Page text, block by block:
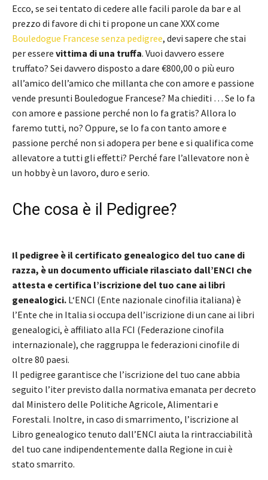
Ecco, se sei tentato di cedere alle facili parole da bar e al
prezzo di favore di chi ti propone un cane XXX come
Bouledogue Francese senza pedigree, devi sapere che stai
per essere vittima di una truffa. Vuoi davvero essere
truffato? Sei davvero disposto a dare €800,00 o più euro
all’amico dell’amico che millanta che con amore e passione
vende presunti Bouledogue Francese? Ma chiediti … Se lo fa
con amore e passione perché non lo fa gratis? Allora lo
faremo tutti, no? Oppure, se lo fa con tanto amore e
passione perché non si adopera per bene e si qualifica come
allevatore a tutti gli effetti? Perché fare l’allevatore non è
un hobby è un lavoro, duro e serio.
Che cosa è il Pedigree?
Il pedigree è il certificato genealogico del tuo cane di
razza, è un documento ufficiale rilasciato dall’ENCI che
attesta e certifica l’iscrizione del tuo cane ai libri
genealogici. L‘ENCI (Ente nazionale cinofilia italiana) è
l’Ente che in Italia si occupa dell’iscrizione di un cane ai libri
genealogici, è affiliato alla FCI (Federazione cinofila
internazionale), che raggruppa le federazioni cinofile di
oltre 80 paesi.
Il pedigree garantisce che l’iscrizione del tuo cane abbia
seguito l’iter previsto dalla normativa emanata per decreto
dal Ministero delle Politiche Agricole, Alimentari e
Forestali. Inoltre, in caso di smarrimento, l’iscrizione al
Libro genealogico tenuto dall’ENCI aiuta la rintracciabilità
del tuo cane indipendentemente dalla Regione in cui è
stato smarrito.